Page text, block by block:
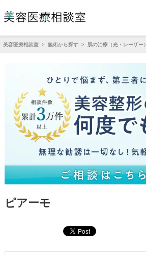
美容医療相談室 > 施術から探す > 肌の治療（光・レーザー）
ピアーモ